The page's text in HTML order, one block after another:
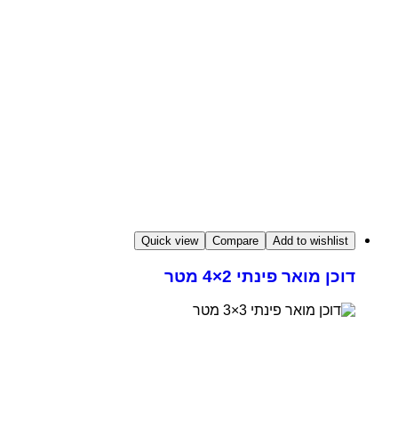
Add to wishlist
Compare
Quick view
דוכן מואר פינתי 2×4 מטר